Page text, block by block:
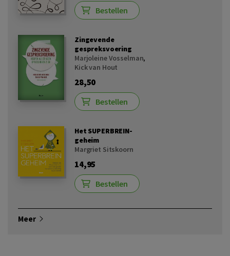
Bestellen
Zingevende
gespreksvoering
Marjoleine Vosselman,
Kick van Hout
28,50
Bestellen
Het SUPERBREIN-
geheim
Margriet Sitskoorn
14,95
Bestellen
Meer